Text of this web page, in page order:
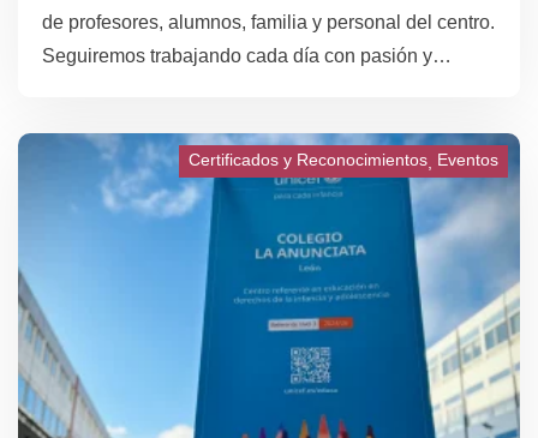
de profesores, alumnos, familia y personal del centro.
Seguiremos trabajando cada día con pasión y
Certificados y Reconocimientos Eventos